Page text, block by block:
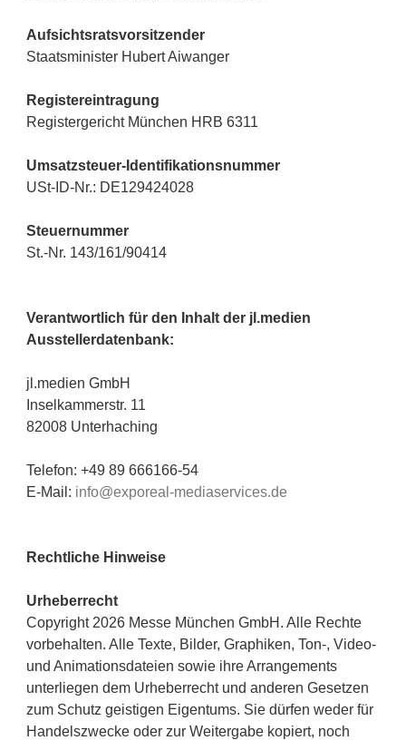
Aufsichtsratsvorsitzender
Staatsminister Hubert Aiwanger
Registereintragung
Registergericht München HRB 6311
Umsatzsteuer-Identifikationsnummer
USt-ID-Nr.: DE129424028
Steuernummer
St.-Nr. 143/161/90414
Verantwortlich für den Inhalt der jl.medien
Ausstellerdatenbank:
jl.medien GmbH
Inselkammerstr. 11
82008 Unterhaching
Telefon: +49 89 666166-54
E-Mail: info@exporeal-mediaservices.de
Rechtliche Hinweise
Urheberrecht
Copyright 2026 Messe München GmbH. Alle Rechte
vorbehalten. Alle Texte, Bilder, Graphiken, Ton-, Video-
und Animationsdateien sowie ihre Arrangements
unterliegen dem Urheberrecht und anderen Gesetzen
zum Schutz geistigen Eigentums. Sie dürfen weder für
Handelszwecke oder zur Weitergabe kopiert, noch